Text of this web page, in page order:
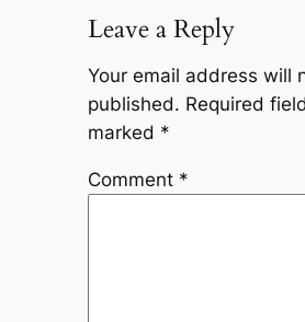
Leave a Reply
Your email address will
published. Required
marked *
Comment *